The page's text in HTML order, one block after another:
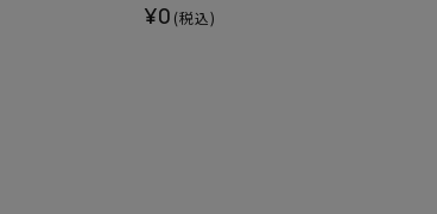
¥0 (税込)